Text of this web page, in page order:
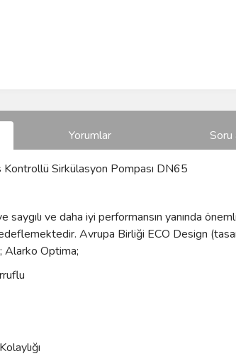
Yorumlar Soru
Sirkülasyon Pompası DN65
saygılı ve daha iyi performansın yanında
Avrupa Birliği ECO Design
Alarko Optima;